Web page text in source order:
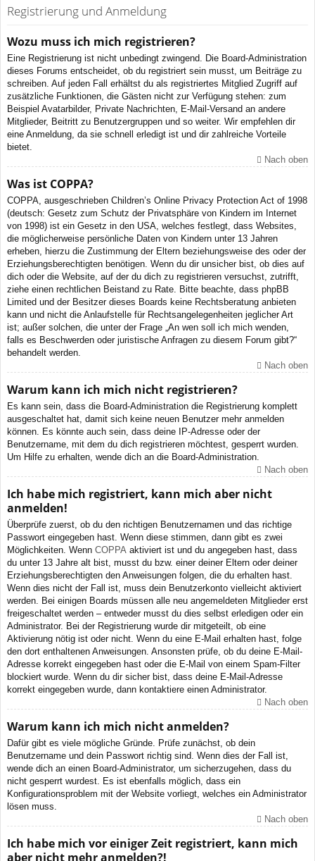
Registrierung und Anmeldung
Wozu muss ich mich registrieren?
Eine Registrierung ist nicht unbedingt zwingend. Die Board-Administration
dieses Forums entscheidet, ob du registriert sein musst, um Beiträge zu
schreiben. Auf jeden Fall erhältst du als registriertes Mitglied Zugriff auf
zusätzliche Funktionen, die Gästen nicht zur Verfügung stehen: zum
Beispiel Avatarbilder, Private Nachrichten, E-Mail-Versand an andere
Mitglieder, Beitritt zu Benutzergruppen und so weiter. Wir empfehlen dir
eine Anmeldung, da sie schnell erledigt ist und dir zahlreiche Vorteile
bietet.
Nach oben
Was ist COPPA?
COPPA, ausgeschrieben Children’s Online Privacy Protection Act of 1998
(deutsch: Gesetz zum Schutz der Privatsphäre von Kindern im Internet
von 1998) ist ein Gesetz in den USA, welches festlegt, dass Websites,
die möglicherweise persönliche Daten von Kindern unter 13 Jahren
erheben, hierzu die Zustimmung der Eltern beziehungsweise des oder der
Erziehungsberechtigten benötigen. Wenn du dir unsicher bist, ob dies auf
dich oder die Website, auf der du dich zu registrieren versuchst, zutrifft,
ziehe einen rechtlichen Beistand zu Rate. Bitte beachte, dass phpBB
Limited und der Besitzer dieses Boards keine Rechtsberatung anbieten
kann und nicht die Anlaufstelle für Rechtsangelegenheiten jeglicher Art
ist; außer solchen, die unter der Frage „An wen soll ich mich wenden,
falls es Beschwerden oder juristische Anfragen zu diesem Forum gibt?“
behandelt werden.
Nach oben
Warum kann ich mich nicht registrieren?
Es kann sein, dass die Board-Administration die Registrierung komplett
ausgeschaltet hat, damit sich keine neuen Benutzer mehr anmelden
können. Es könnte auch sein, dass deine IP-Adresse oder der
Benutzername, mit dem du dich registrieren möchtest, gesperrt wurden.
Um Hilfe zu erhalten, wende dich an die Board-Administration.
Nach oben
Ich habe mich registriert, kann mich aber nicht
anmelden!
Überprüfe zuerst, ob du den richtigen Benutzernamen und das richtige
Passwort eingegeben hast. Wenn diese stimmen, dann gibt es zwei
Möglichkeiten. Wenn COPPA aktiviert ist und du angegeben hast, dass
du unter 13 Jahre alt bist, musst du bzw. einer deiner Eltern oder deiner
Erziehungsberechtigten den Anweisungen folgen, die du erhalten hast.
Wenn dies nicht der Fall ist, muss dein Benutzerkonto vielleicht aktiviert
werden. Bei einigen Boards müssen alle neu angemeldeten Mitglieder erst
freigeschaltet werden – entweder musst du dies selbst erledigen oder ein
Administrator. Bei der Registrierung wurde dir mitgeteilt, ob eine
Aktivierung nötig ist oder nicht. Wenn du eine E-Mail erhalten hast, folge
den dort enthaltenen Anweisungen. Ansonsten prüfe, ob du deine E-Mail-
Adresse korrekt eingegeben hast oder die E-Mail von einem Spam-Filter
blockiert wurde. Wenn du dir sicher bist, dass deine E-Mail-Adresse
korrekt eingegeben wurde, dann kontaktiere einen Administrator.
Nach oben
Warum kann ich mich nicht anmelden?
Dafür gibt es viele mögliche Gründe. Prüfe zunächst, ob dein
Benutzername und dein Passwort richtig sind. Wenn dies der Fall ist,
wende dich an einen Board-Administrator, um sicherzugehen, dass du
nicht gesperrt wurdest. Es ist ebenfalls möglich, dass ein
Konfigurationsproblem mit der Website vorliegt, welches ein Administrator
lösen muss.
Nach oben
Ich habe mich vor einiger Zeit registriert, kann mich
aber nicht mehr anmelden?!